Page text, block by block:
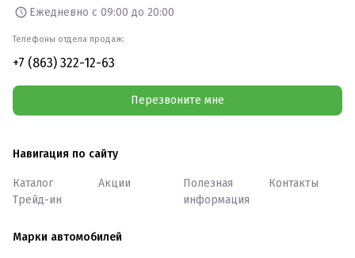
Ежедневно с 09:00 до 20:00
Телефоны отдела продаж:
+7 (863) 322-12-63
Перезвоните мне
Навигация по сайту
Каталог
Трейд-ин
Акции
Полезная
информация
Контакты
Марки автомобилей